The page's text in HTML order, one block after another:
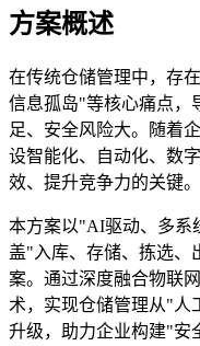
方案概述
在传统仓储管理中，存
信息孤岛"等核心痛点，
足、安全风险大。随着
设智能化、自动化、数
效、提升竞争力的关键。
本方案以"AI驱动、多系
盖"入库、存储、拣选、
案。通过深度融合物联
术，实现仓储管理从"人
升级，助力企业构建"安